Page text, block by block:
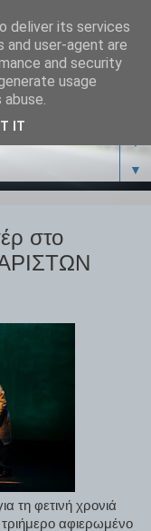
▼
▼
στο
τη φετινή χρονιά
αφιερωμένο
deliver its services
and user-agent are
and security
usage
IT